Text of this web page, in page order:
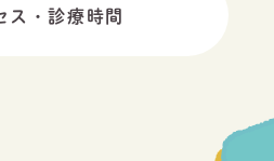
ス・診療時間